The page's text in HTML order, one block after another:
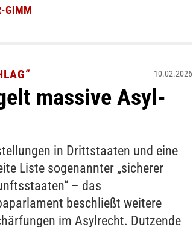
GIMM
massive Asyl-
10.02.2026
in Drittstaaten und eine
Liste sogenannter „sicherer
– das
beschließt weitere
im Asylrecht. Dutzende